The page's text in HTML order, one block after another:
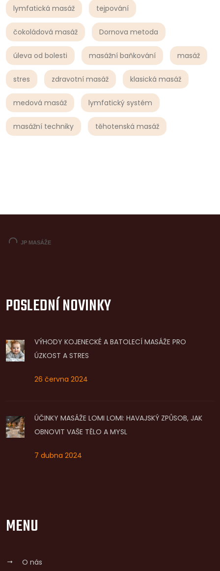
lymfatická masáž tejpování
čokoládová masáž Dornova metoda
úleva od bolesti masážní baňkování masáž
stres zdravotní masáž klasická masáž
medová masáž lymfatický systém
masážní techniky těhotenská masáž
POSLEDNÍ NOVINKY
VÝHODY KOJENECKÉ A BATOLECÍ MASÁŽE PRO
ÚZKOST A STRES
26 června 2024
ÚČINKY MASÁŽE LOMI LOMI: HAVAJSKÝ ZPŮSOB, JAK
OBNOVIT VAŠE TĚLO A MYSL
7 dubna 2024
MENU
O nás